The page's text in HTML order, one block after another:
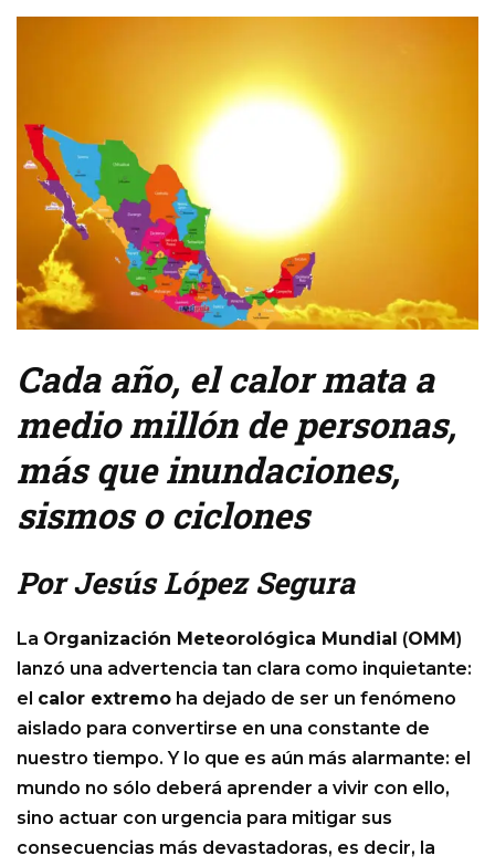
Cada año, el calor mata a
medio millón de personas,
más que inundaciones,
sismos o ciclones
Por Jesús López Segura
La Organización Meteorológica Mundial (OMM)
lanzó una advertencia tan clara como inquietante:
el calor extremo ha dejado de ser un fenómeno
aislado para convertirse en una constante de
nuestro tiempo. Y lo que es aún más alarmante: el
mundo no sólo deberá aprender a vivir con ello,
sino actuar con urgencia para mitigar sus
consecuencias más devastadoras, es decir, la